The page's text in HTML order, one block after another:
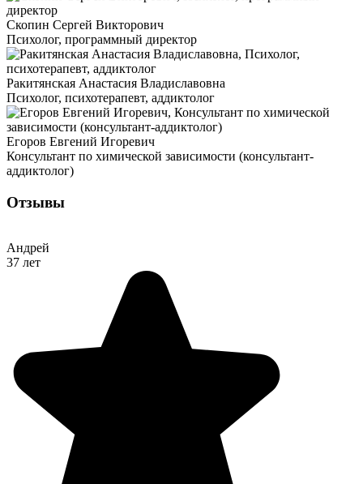
Скопин Сергей Викторович
Психолог, программный директор
Ракитянская Анастасия Владиславовна
Психолог, психотерапевт, аддиктолог
Егоров Евгений Игоревич
Консультант по химической зависимости (консультант-
аддиктолог)
Отзывы
Андрей
37 лет